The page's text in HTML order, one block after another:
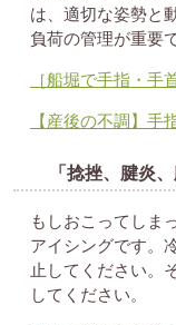
は、適切な姿勢と
負荷の管理が重要
［船堀で手指・手
【産後の不調】手
「捻挫、腱炎
もしおこってしま
アイシングです。
止してください。
してください。